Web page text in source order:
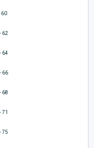
60
62
64
66
68
71
75